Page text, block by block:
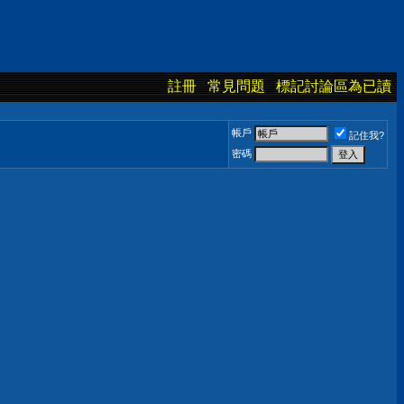
註冊 常見問題 標記討論區為已讀
帳戶
記住我?
密碼